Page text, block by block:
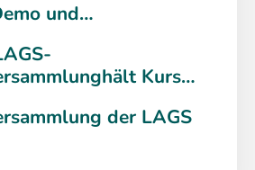
und…
Kurs…
der LAGS